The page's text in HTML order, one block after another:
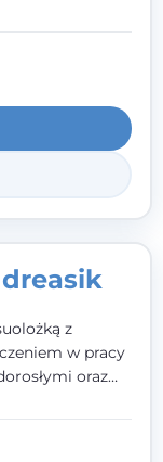
do
poprzez
zasobów
W swojej
dialogu
uważności.
z
w pracy
oraz
zdrowia
życiowych i
w języku